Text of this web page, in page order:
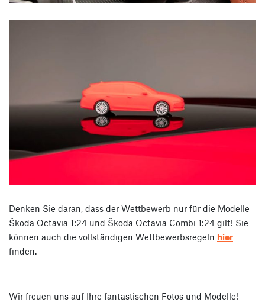
Denken Sie daran, dass der Wettbewerb nur für die Modelle
Škoda Octavia 1:24 und Škoda Octavia Combi 1:24 gilt! Sie
können auch die vollständigen Wettbewerbsregeln hier
finden.
Wir freuen uns auf Ihre fantastischen Fotos und Modelle!